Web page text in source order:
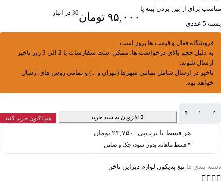
مناسب برای از بین بردن پینه پا
بسته 5 عددی
۹۵,۰۰۰ تومان30 در انبار
فروشگاه فعال و قیمت ها بروز است.
به دلیل حجم بالای درخواست ها، ممکن است سفارشات با 2 الی 3 روز تاخیر
ارسال شوند.
تاخیر در ارسال شامل تمامی شهرها (تهران و ...) و تمامی روش های ارسال
خواهد بود.
افزودن به سبد خرید هم اکنون خرید کنید
هر قسط با ترب‌پی: ۲۳,۷۵۰ تومان
۴ قسط ماهانه. بدون سود، چک و ضامن.
دسته بندی ها:تیغ پدیکور , لوازم دیزاین ناخن